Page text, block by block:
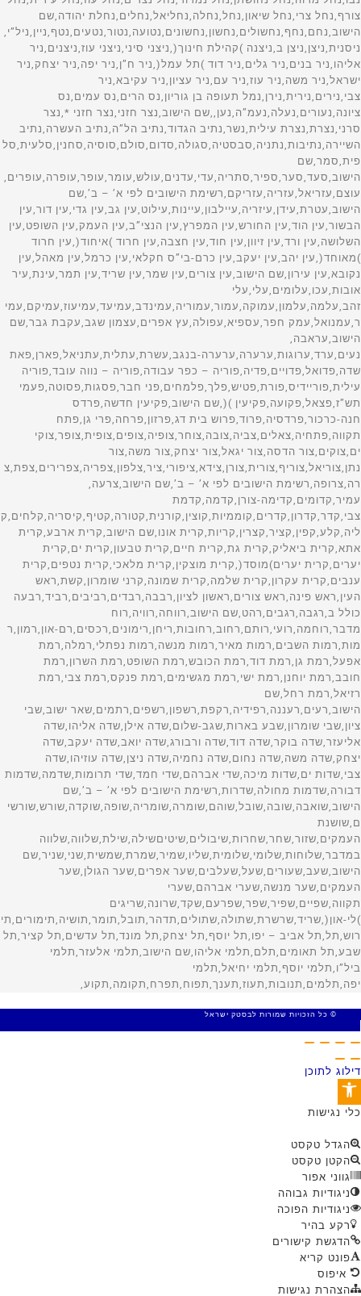
© כל הזכויות שמורות לבסטק ישראל
דילוג לתוכן
פתח סרגל נגישות
כלי נגישות
הגדל טקסט
הקטן טקסט
גווני אפור
ניגודיות גבוהה
ניגודיות הפוכה
רקע בהיר
הדגשת קישורים
פונט קריא
איפוס
הצהרת נגישות